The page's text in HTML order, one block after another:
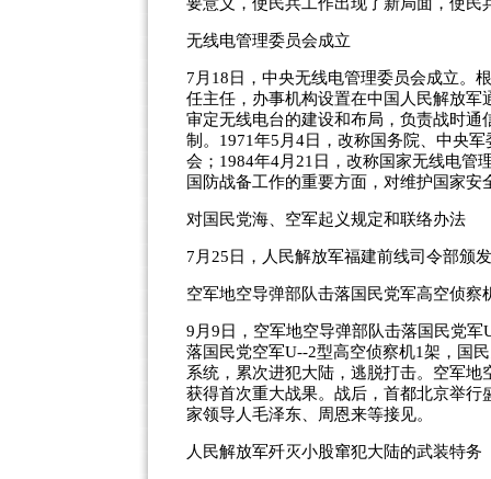
无线电管理委员会成立
7月18日，中央无线电管理委员会成立。
任主任，办事机构设置在中国人民解放
审定无线电台的建设和布局，负责战时
制。1971年5月4日，改称国务院、中央
会；1984年4月21日，改称国家无线电管
国防战备工作的重要方面，对维护国家安
对国民党海、空军起义规定和联络办法
7月25日，人民解放军福建前线司令部颁
空军地空导弹部队击落国民党军高空侦察
9月9日，空军地空导弹部队击落国民党
落国民党空军U--2型高空侦察机1架，国
系统，累次进犯大陆，逃脱打击。空军
获得首次重大战果。战后，首都北京举
家领导人毛泽东、周恩来等接见。
人民解放军歼灭小股窜犯大陆的武装特务